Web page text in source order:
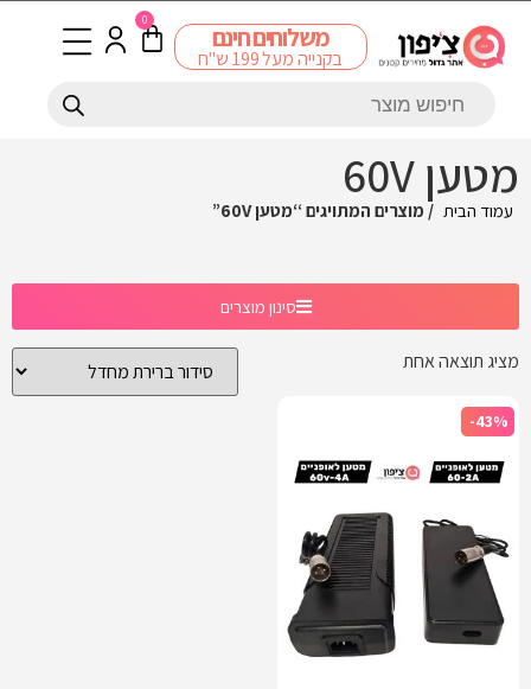
משלוחים חינם
בקנייה מעל 199 ש"ח
0
מטען 60V
עמוד הבית / מוצרים המתויגים “מטען 60V”
סינון מוצרים
מציג תוצאה אחת
-43%